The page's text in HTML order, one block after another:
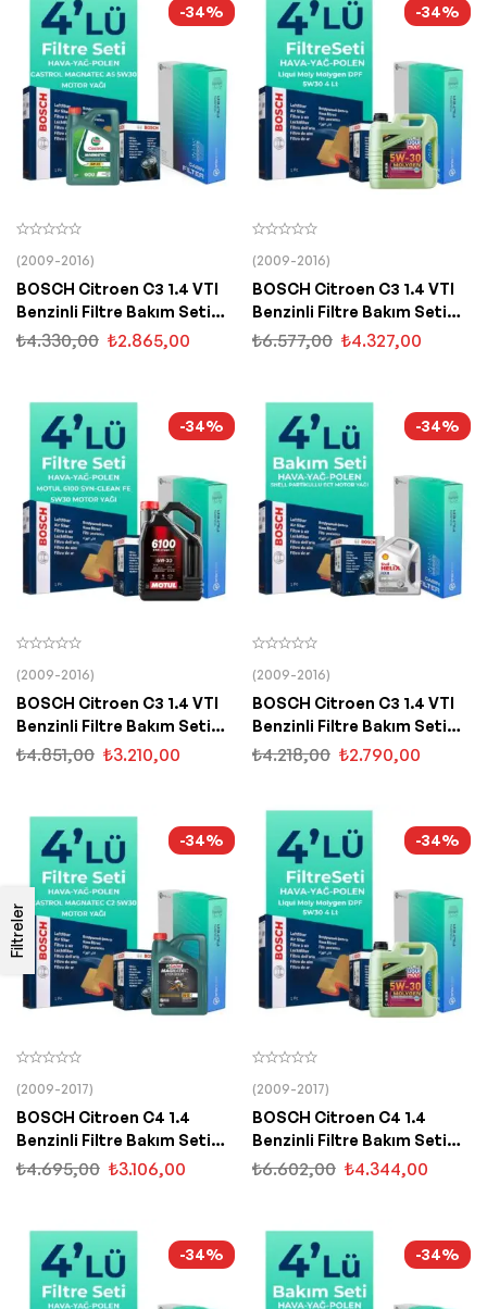
Filtreler
-34%
(2009-2016)
BOSCH Citroen C3 1.4 VTI
Benzinli Filtre Bakım Seti
Castrol Motor Yağlı (2010-
₺4.330,00 ₺2.865,00
-34%
(2009-2016)
BOSCH Citroen C3 1.4 VTI
Benzinli Filtre Bakım Seti
Liqui Moly Motor Yağlı
₺6.577,00 ₺4.327,00
-34%
(2009-2016)
BOSCH Citroen C3 1.4 VTI
Benzinli Filtre Bakım Seti
Motul Motor Yağlı (2010-
₺4.851,00 ₺3.210,00
-34%
(2009-2016)
BOSCH Citroen C3 1.4 VTI
Benzinli Filtre Bakım Seti
Shell Motor Yağlı (2010-
₺4.218,00 ₺2.790,00
-34%
(2009-2017)
BOSCH Citroen C4 1.4
Benzinli Filtre Bakım Seti
Castrol Motor Yağlı (2010-
₺4.695,00 ₺3.106,00
-34%
(2009-2017)
BOSCH Citroen C4 1.4
Benzinli Filtre Bakım Seti
Liqui Moly Motor Yağlı
₺6.602,00 ₺4.344,00
-34% -34%